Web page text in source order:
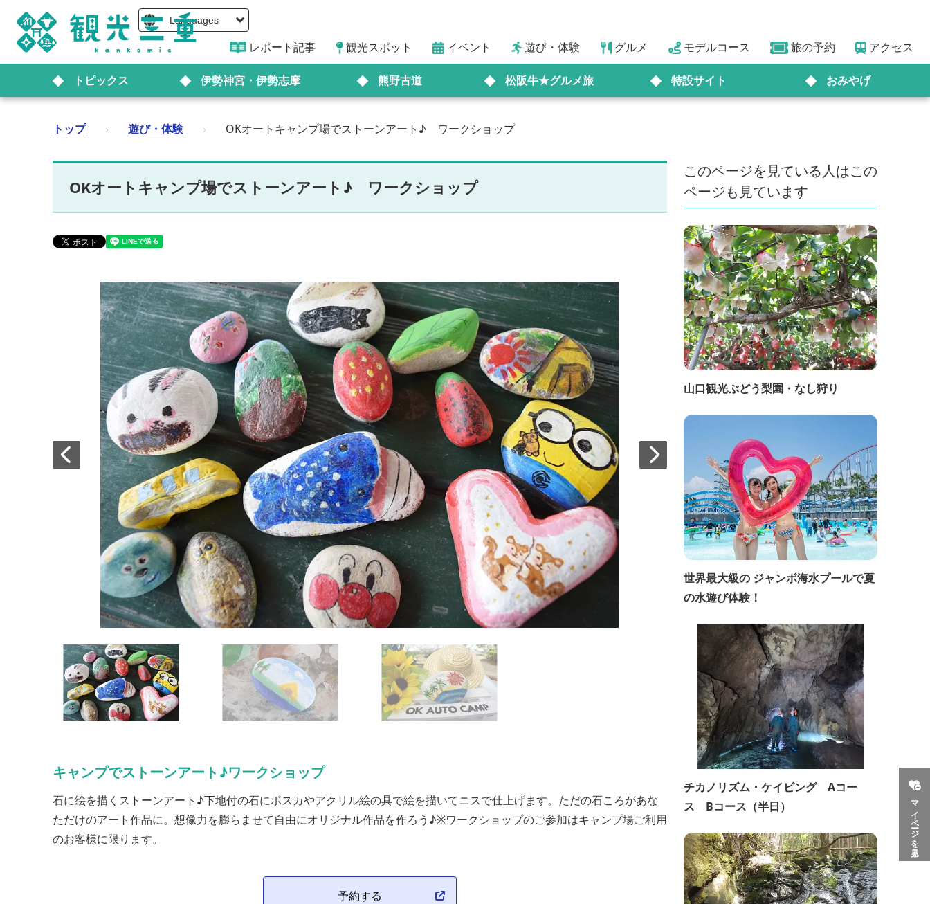
Languages
レポート記事 観光スポット イベント 遊び・体験 グルメ モデルコース 旅の予約 アクセス
トピックス 伊勢神宮・伊勢志摩 熊野古道 松阪牛★グルメ旅 特設サイト おみやげ
マイページを見る
トップ › 遊び・体験 › OKオートキャンプ場でストーンアート♪ ワークショップ
OKオートキャンプ場でストーンアート♪ ワークショップ
キャンプでストーンアート♪ワークショップ
石に絵を描くストーンアート♪下地付の石にポスカやアクリル絵の具で絵を描いてニスで仕上げます。ただの石ころがあな
ただけのアート作品に。想像力を膨らませて自由にオリジナル作品を作ろう♪※ワークショップのご参加はキャンプ場ご利用
のお客様に限ります。
予約する
このページを見ている人はこの
ページも見ています
山口観光ぶどう梨園・なし狩り
世界最大級の ジャンボ海水プールで夏
の水遊び体験！
チカノリズム・ケイビング Aコー
ス Bコース（半日）